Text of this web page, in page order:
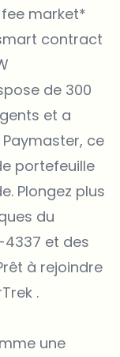
market*
contract
de 300
et a
ce
portefeuille
Plongez plus
du
4337 et des
à rejoindre
.
une